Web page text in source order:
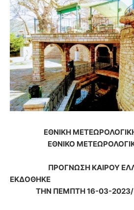
ΕΘΝΙΚΗ
ΕΘΝΙΚΟ
ΠΡΟΓΝΩΣΗ ΚΑΙΡΟΥ
ΕΚΔΟΘΗΚΕ
ΤΗΝ ΠΕΜΠΤΗ 16-03-2023/